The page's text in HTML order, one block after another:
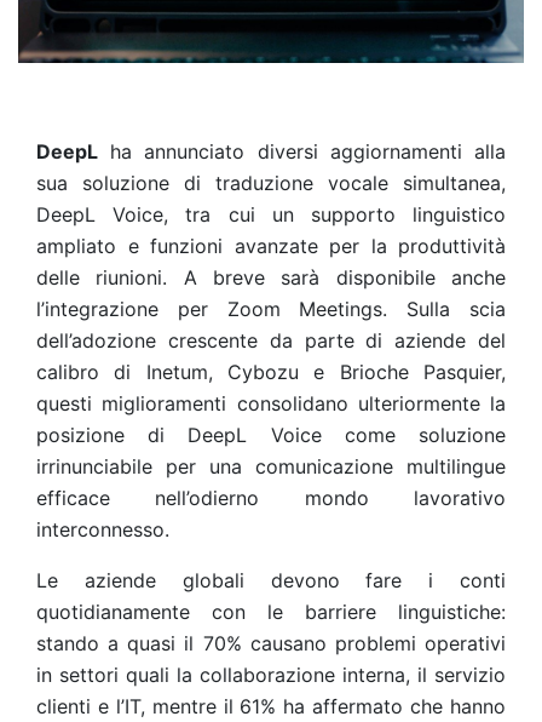
DeepL ha annunciato diversi aggiornamenti alla
sua soluzione di traduzione vocale simultanea,
DeepL Voice, tra cui un supporto linguistico
ampliato e funzioni avanzate per la produttività
delle riunioni. A breve sarà disponibile anche
l’integrazione per Zoom Meetings. Sulla scia
dell’adozione crescente da parte di aziende del
calibro di Inetum, Cybozu e Brioche Pasquier,
questi miglioramenti consolidano ulteriormente la
posizione di DeepL Voice come soluzione
irrinunciabile per una comunicazione multilingue
efficace nell’odierno mondo lavorativo
interconnesso.
Le aziende globali devono fare i conti
quotidianamente con le barriere linguistiche:
stando a quasi il 70% causano problemi operativi
in settori quali la collaborazione interna, il servizio
clienti e l’IT, mentre il 61% ha affermato che hanno